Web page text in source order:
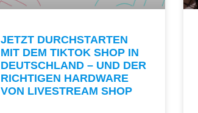
JETZT DURCHSTARTEN
MIT DEM TIKTOK SHOP IN
DEUTSCHLAND – UND DER
RICHTIGEN HARDWARE
VON LIVESTREAM SHOP